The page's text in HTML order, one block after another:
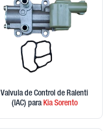
Valvula de Control de Ralenti
(IAC) paraKiaSorento